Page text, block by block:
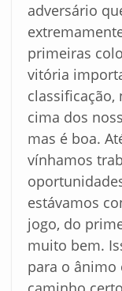
adversário
primeiras
vitória
cima dos
mas é boa.
vínhamos
estávamos
jogo, do
muito bem.
para o ânimo